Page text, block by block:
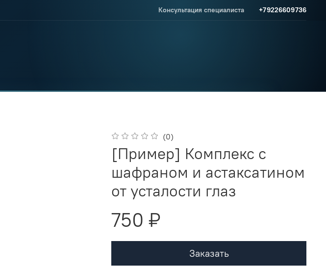
Консультация специалиста +79226609736
(0)
[Пример] Комплекс с
шафраном и астаксатином
от усталости глаз
750 ₽
Заказать